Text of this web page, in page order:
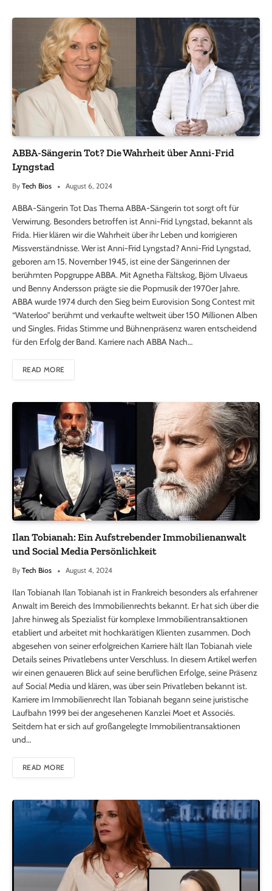
ABBA-Sängerin Tot? Die Wahrheit über Anni-Frid
Lyngstad
By Tech Bios August 6, 2024
ABBA-Sängerin Tot Das Thema ABBA-Sängerin tot sorgt oft für
Verwirrung. Besonders betroffen ist Anni-Frid Lyngstad, bekannt als
Frida. Hier klären wir die Wahrheit über ihr Leben und korrigieren
Missverständnisse. Wer ist Anni-Frid Lyngstad? Anni-Frid Lyngstad,
geboren am 15. November 1945, ist eine der Sängerinnen der
berühmten Popgruppe ABBA. Mit Agnetha Fältskog, Björn Ulvaeus
und Benny Andersson prägte sie die Popmusik der 1970er Jahre.
ABBA wurde 1974 durch den Sieg beim Eurovision Song Contest mit
“Waterloo” berühmt und verkaufte weltweit über 150 Millionen Alben
und Singles. Fridas Stimme und Bühnenpräsenz waren entscheidend
für den Erfolg der Band. Karriere nach ABBA Nach…
READ MORE
Ilan Tobianah: Ein Aufstrebender Immobilienanwalt
und Social Media Persönlichkeit
By Tech Bios August 4, 2024
Ilan Tobianah Ilan Tobianah ist in Frankreich besonders als erfahrener
Anwalt im Bereich des Immobilienrechts bekannt. Er hat sich über die
Jahre hinweg als Spezialist für komplexe Immobilientransaktionen
etabliert und arbeitet mit hochkarätigen Klienten zusammen. Doch
abgesehen von seiner erfolgreichen Karriere hält Ilan Tobianah viele
Details seines Privatlebens unter Verschluss. In diesem Artikel werfen
wir einen genaueren Blick auf seine beruflichen Erfolge, seine Präsenz
auf Social Media und klären, was über sein Privatleben bekannt ist.
Karriere im Immobilienrecht Ilan Tobianah begann seine juristische
Laufbahn 1999 bei der angesehenen Kanzlei Moet et Associés.
Seitdem hat er sich auf großangelegte Immobilientransaktionen
und…
READ MORE